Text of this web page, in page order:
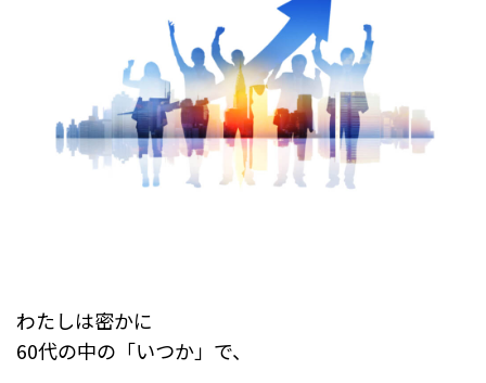
わたしは密かに
60代の中の「いつか」で、